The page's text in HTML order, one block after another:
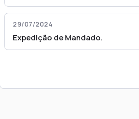
29/07/2024
Expedição de Mandado.